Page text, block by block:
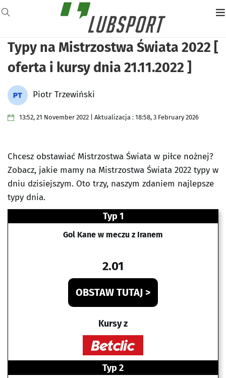
Typy na Mistrzostwa Świata 2022 [
oferta i kursy dnia 21.11.2022 ]
Piotr Trzewiński
13:52, 21 November 2022 | Aktualizacja : 18:58, 3 February 2026
Chcesz obstawiać Mistrzostwa Świata w piłce nożnej?
Zobacz, jakie mamy na Mistrzostwa Świata 2022 typy w
dniu dzisiejszym. Oto trzy, naszym zdaniem najlepsze
typy dnia.
Typ 1
Gol Kane w meczu z Iranem
2.01
OBSTAW TUTAJ >
Kursy z
Typ 2